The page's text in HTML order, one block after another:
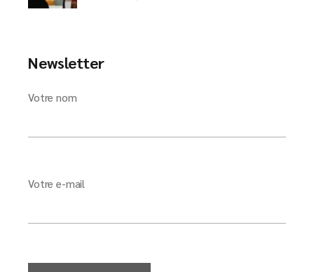
Newsletter
Votre nom
Votre e-mail